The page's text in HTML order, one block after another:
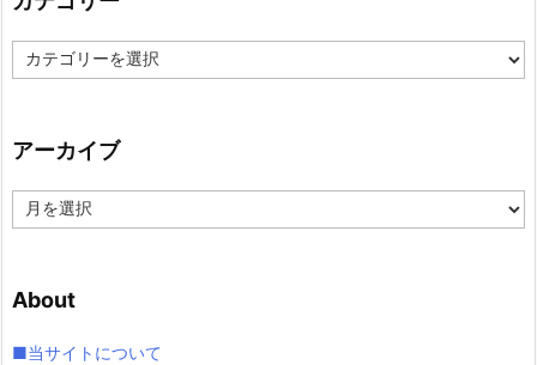
カ
テ
ー
アーカイブ
ー
ブ
About
■当サイトについて